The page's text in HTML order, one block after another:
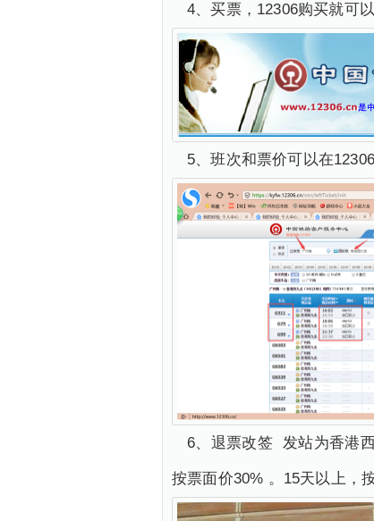
4、买票，12306购买就可
5、班次和票价可以在
6、退票改签 发站为香港
按票面价30% 。15天以上，